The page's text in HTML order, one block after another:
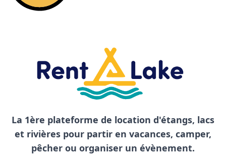
La 1ère plateforme de location d'étangs, lacs
et rivières pour partir en vacances, camper,
pêcher ou organiser un évènement.